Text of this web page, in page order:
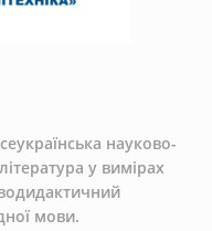
науково-
у вимірах
мови.